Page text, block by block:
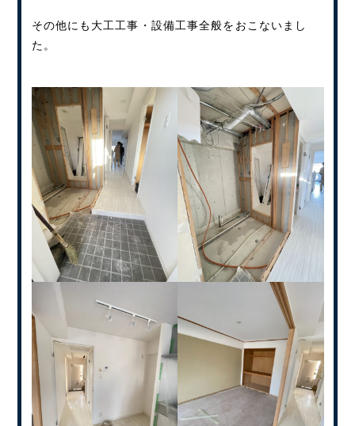
その他にも大工工事・設備工事全般をおこないまし
た。